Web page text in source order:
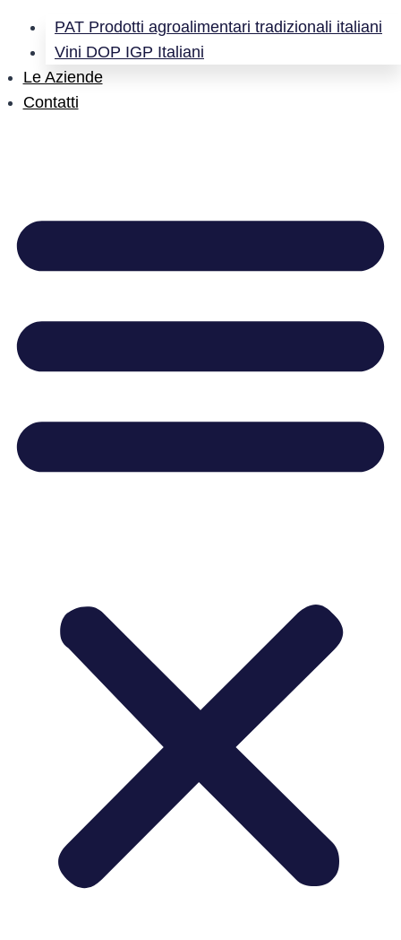
PAT Prodotti agroalimentari tradizionali italiani
Vini DOP IGP Italiani
Le Aziende
Contatti